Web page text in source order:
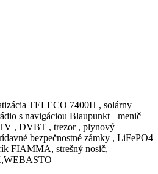
TELECO 7400H , solárny
s navigáciou Blaupunkt +menič
, DVBT , trezor , plynový
bezpečnostné zámky , LiFePO4
FIAMMA, strešný nosič,